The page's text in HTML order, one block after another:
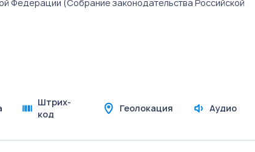
Федерации (Собрание законодательства Российской
Штрих-
код
Геолокация Аудио